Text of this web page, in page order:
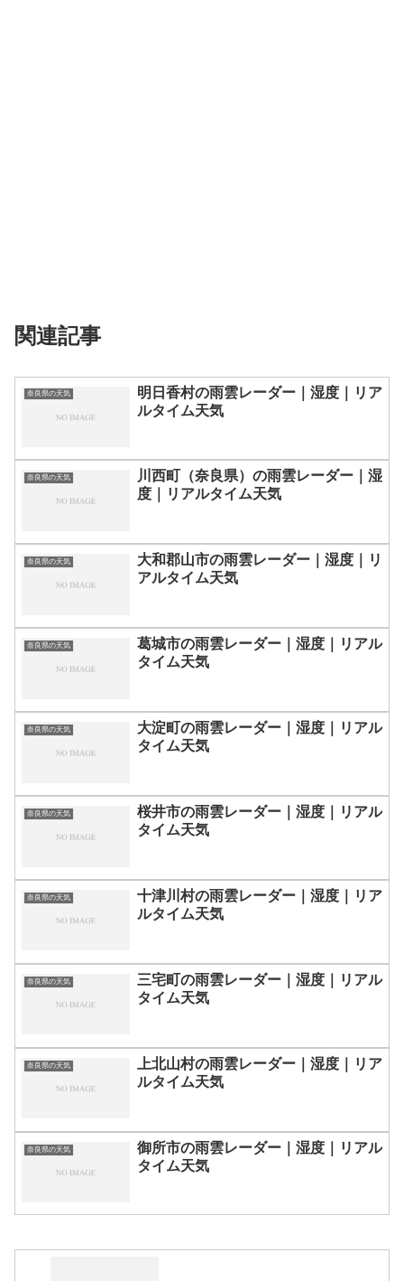
関連記事
奈良県の天気
明日香村の雨雲レーダー｜湿度｜リア
ルタイム天気
奈良県の天気
川西町（奈良県）の雨雲レーダー｜湿
度｜リアルタイム天気
奈良県の天気
大和郡山市の雨雲レーダー｜湿度｜リ
アルタイム天気
奈良県の天気
葛城市の雨雲レーダー｜湿度｜リアル
タイム天気
奈良県の天気
大淀町の雨雲レーダー｜湿度｜リアル
タイム天気
奈良県の天気
桜井市の雨雲レーダー｜湿度｜リアル
タイム天気
奈良県の天気
十津川村の雨雲レーダー｜湿度｜リア
ルタイム天気
奈良県の天気
三宅町の雨雲レーダー｜湿度｜リアル
タイム天気
奈良県の天気
上北山村の雨雲レーダー｜湿度｜リア
ルタイム天気
奈良県の天気
御所市の雨雲レーダー｜湿度｜リアル
タイム天気